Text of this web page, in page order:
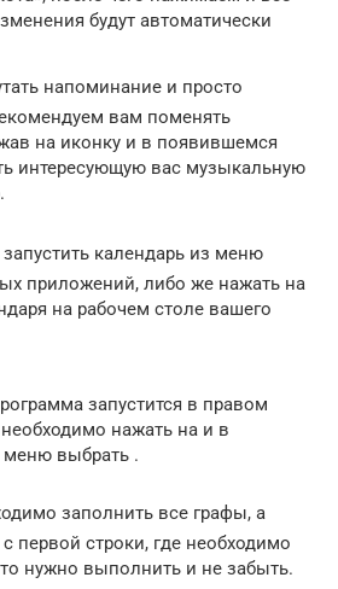
будут автоматически
напоминание и просто
вам поменять
на иконку и в появившемся
интересующую вас музыкальную
календарь из меню
приложений, либо же нажать на
на рабочем столе вашего
запустится в правом
нажать на и в
меню выбрать .
заполнить все графы, а
с первой строки, где необходимо
нужно выполнить и не забыть.